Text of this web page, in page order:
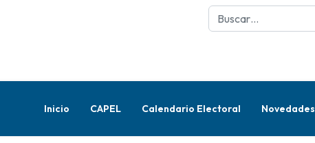
Buscar
Inicio CAPEL Calendario Electoral Novedades